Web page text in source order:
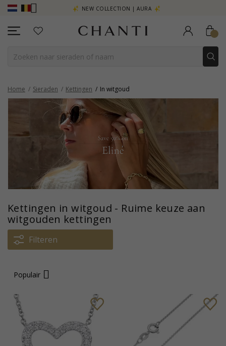
- KLIK HIER NEW COLLECTION | AURA
Home Sieraden Kettingen In witgoud
Kettingen in witgoud - Ruime keuze aan
witgouden kettingen
Filteren
Populair